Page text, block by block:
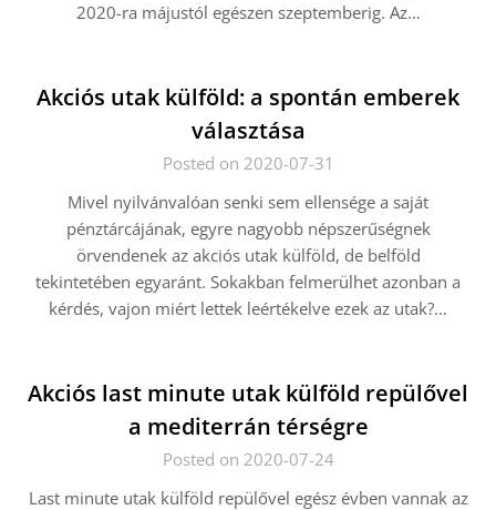
2020-ra májustól egészen szeptemberig. Az…
Akciós utak külföld: a spontán emberek
választása
Posted on 2020-07-31
Mivel nyilvánvalóan senki sem ellensége a saját
pénztárcájának, egyre nagyobb népszerűségnek
örvendenek az akciós utak külföld, de belföld
tekintetében egyaránt. Sokakban felmerülhet azonban a
kérdés, vajon miért lettek leértékelve ezek az utak?…
Akciós last minute utak külföld repülővel
a mediterrán térségre
Posted on 2020-07-24
Last minute utak külföld repülővel egész évben vannak az